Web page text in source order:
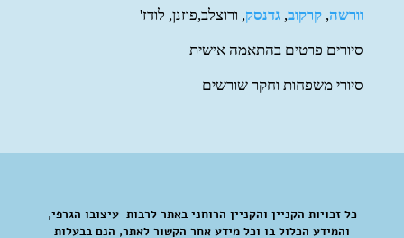
וורשה, קרקוב, גדנסק, ורוצלב,פוזנן, לודז'
סיורים פרטים בהתאמה אישית
סיורי משפחות וחקר שורשים
כל זכויות הקניין והקניין הרוחני באתר לרבות עיצובו הגרפי,
והמידע הכלול בו וכל מידע אחר הקשור לאתר, הנם בבעלות